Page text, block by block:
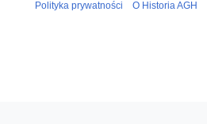
Polityka prywatności O Historia AGH